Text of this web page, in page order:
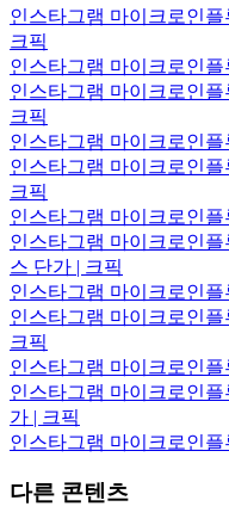
인스타그램 마이크로인
크픽
인스타그램 마이크로인
인스타그램 마이크로인
크픽
인스타그램 마이크로인
인스타그램 마이크로인
크픽
인스타그램 마이크로인
인스타그램 마이크로인
스 단가 | 크픽
인스타그램 마이크로인
인스타그램 마이크로인
크픽
인스타그램 마이크로인
인스타그램 마이크로인
가 | 크픽
인스타그램 마이크로인
다른 콘텐츠